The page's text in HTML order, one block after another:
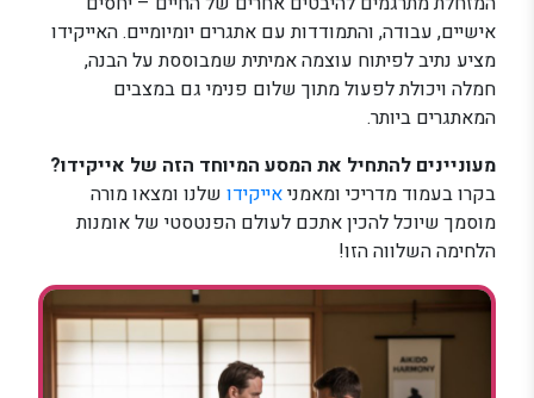
אישיים, עבודה, והתמודדות עם אתגרים יומיומיים. האייקידו
מציע נתיב לפיתוח עוצמה אמיתית שמבוססת על הבנה,
חמלה ויכולת לפעול מתוך שלום פנימי גם במצבים
המאתגרים ביותר.
מעוניינים להתחיל את המסע המיוחד הזה של אייקידו?
בקרו בעמוד מדריכי ומאמניאייקידו שלנו ומצאו מורה
מוסמך שיוכל להכין אתכם לעולם הפנטסטי של אומנות
הלחימה השלווה הזו!